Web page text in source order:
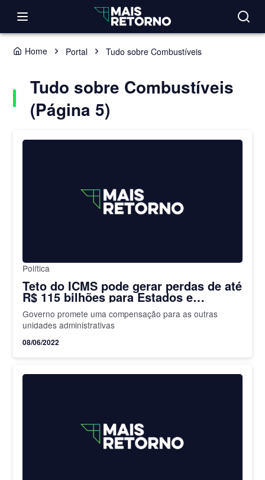
Home Portal Tudo sobre Combustíveis
Tudo sobre Combustíveis
(Página 5)
Política
Teto do ICMS pode gerar perdas de até
R$ 115 bilhões para Estados e
munícipios
Governo promete uma compensação para as outras
unidades administrativas
08/06/2022